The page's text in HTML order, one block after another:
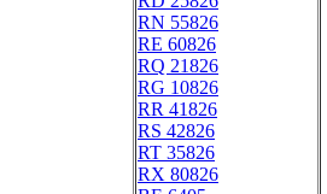
RN 55826
RE 60826
RQ 21826
RG 10826
RR 41826
RS 42826
RT 35826
RX 80826